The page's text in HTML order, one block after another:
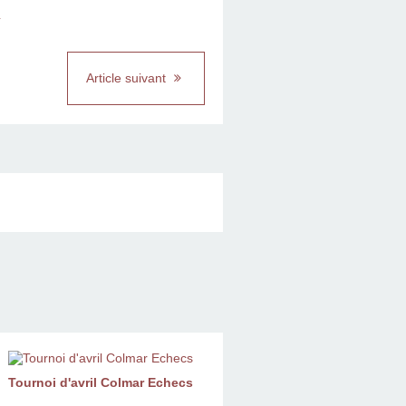
Article suivant
Tournoi d'avril Colmar Echecs